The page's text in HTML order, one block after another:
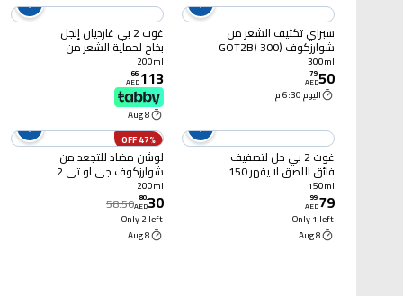
سبراي تكثيف الشعر من
شوارزكوف (GOT2B) 300
مل
300ml
50
.
79
AED
اليوم 6:30 م
غوت 2 بي غارديان إنجل
بخاخ لحماية الشعر من
الحرارة 200 ملل
200ml
113
.
66
AED
8 Aug
غوت 2 بي جل لتصفيف
فائق اللصق لا يقهر 150
ملل
150ml
79
.
99
AED
Only 1 left
8 Aug
47% OFF
لوشن مضاد للتجعد من
شوارزكوف جي او تي 2
بي 200 مل
200ml
30
.
80
AED
58.50
Only 2 left
8 Aug